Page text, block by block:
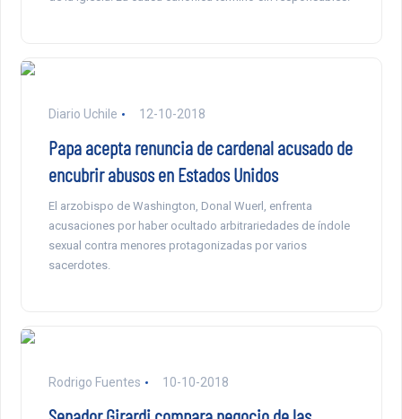
Diario Uchile 12-10-2018
Papa acepta renuncia de cardenal acusado de
encubrir abusos en Estados Unidos
El arzobispo de Washington, Donal Wuerl, enfrenta
acusaciones por haber ocultado arbitrariedades de índole
sexual contra menores protagonizadas por varios
sacerdotes.
Rodrigo Fuentes 10-10-2018